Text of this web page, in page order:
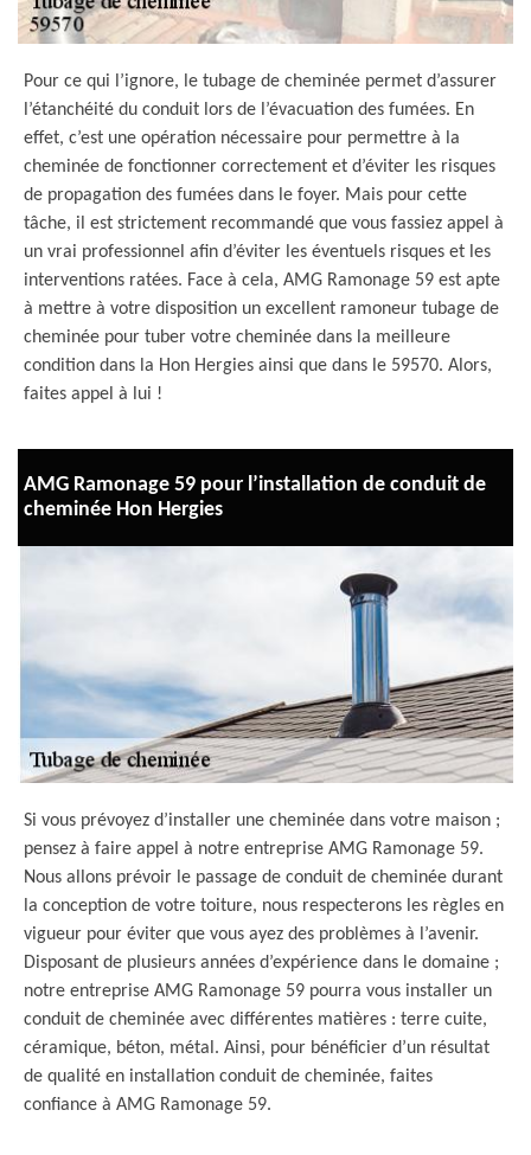
Pour ce qui l’ignore, le tubage de cheminée permet d’assurer
l’étanchéité du conduit lors de l’évacuation des fumées. En
effet, c’est une opération nécessaire pour permettre à la
cheminée de fonctionner correctement et d’éviter les risques
de propagation des fumées dans le foyer. Mais pour cette
tâche, il est strictement recommandé que vous fassiez appel à
un vrai professionnel afin d’éviter les éventuels risques et les
interventions ratées. Face à cela, AMG Ramonage 59 est apte
à mettre à votre disposition un excellent ramoneur tubage de
cheminée pour tuber votre cheminée dans la meilleure
condition dans la Hon Hergies ainsi que dans le 59570. Alors,
faites appel à lui !
AMG Ramonage 59 pour l’installation de conduit de
cheminée Hon Hergies
Si vous prévoyez d’installer une cheminée dans votre maison ;
pensez à faire appel à notre entreprise AMG Ramonage 59.
Nous allons prévoir le passage de conduit de cheminée durant
la conception de votre toiture, nous respecterons les règles en
vigueur pour éviter que vous ayez des problèmes à l’avenir.
Disposant de plusieurs années d’expérience dans le domaine ;
notre entreprise AMG Ramonage 59 pourra vous installer un
conduit de cheminée avec différentes matières : terre cuite,
céramique, béton, métal. Ainsi, pour bénéficier d’un résultat
de qualité en installation conduit de cheminée, faites
confiance à AMG Ramonage 59.